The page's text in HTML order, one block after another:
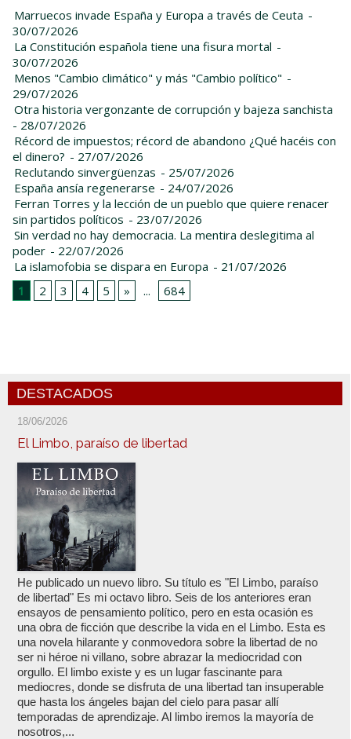
Marruecos invade España y Europa a través de Ceuta -
30/07/2026
La Constitución española tiene una fisura mortal -
30/07/2026
Menos "Cambio climático" y más "Cambio político" -
29/07/2026
Otra historia vergonzante de corrupción y bajeza sanchista
- 28/07/2026
Récord de impuestos; récord de abandono ¿Qué hacéis con
el dinero? - 27/07/2026
Reclutando sinvergüenzas - 25/07/2026
España ansía regenerarse - 24/07/2026
Ferran Torres y la lección de un pueblo que quiere renacer
sin partidos políticos - 23/07/2026
Sin verdad no hay democracia. La mentira deslegitima al
poder - 22/07/2026
La islamofobia se dispara en Europa - 21/07/2026
1
2 3 4 5 » ... 684
DESTACADOS
18/06/2026
El Limbo, paraíso de libertad
He publicado un nuevo libro. Su título es "El Limbo, paraíso
de libertad" Es mi octavo libro. Seis de los anteriores eran
ensayos de pensamiento político, pero en esta ocasión es
una obra de ficción que describe la vida en el Limbo. Esta es
una novela hilarante y conmovedora sobre la libertad de no
ser ni héroe ni villano, sobre abrazar la mediocridad con
orgullo. El limbo existe y es un lugar fascinante para
mediocres, donde se disfruta de una libertad tan insuperable
que hasta los ángeles bajan del cielo para pasar allí
temporadas de aprendizaje. Al limbo iremos la mayoría de
nosotros,...